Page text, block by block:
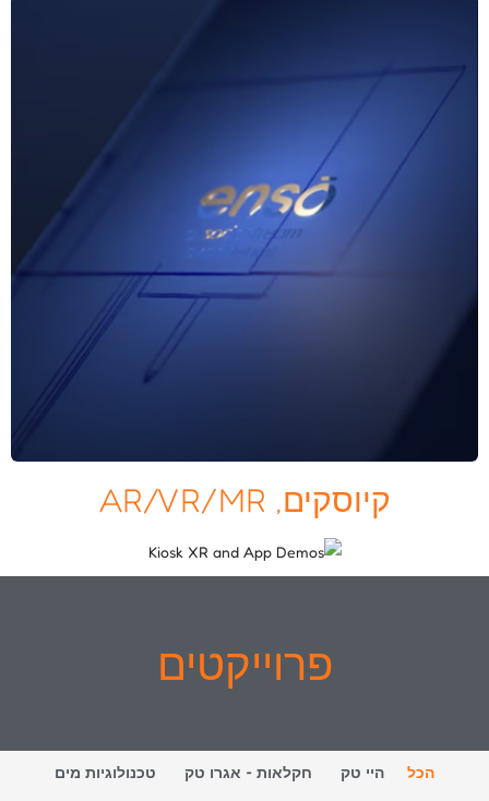
קיוסקים, AR/VR/MR
פרוייקטים
הכל היי טק חקלאות - אגרו טק טכנולוגיות מים